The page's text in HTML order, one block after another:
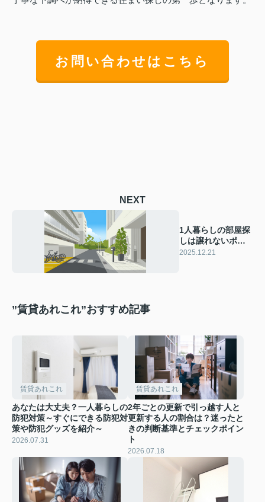
お問い合わせはこちら
NEXT
1人暮らしの部屋探
しは譲れないポイ
ントが大切！条件
2025.12.21
”賃貸あれこれ”おすすめ記事
賃貸あれこれ
あなたは大丈夫？一人暮らしの
防犯対策～すぐにできる防犯対
策や防犯グッズを紹介～
2026.07.31
賃貸あれこれ
2年ごとの更新で引っ越す人と
更新する人の割合は？迷ったと
きの判断基準とチェックポイン
ト
2026.07.18